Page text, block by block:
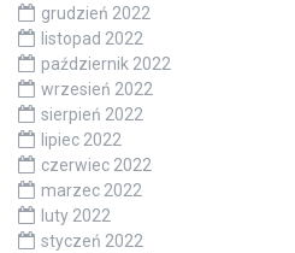
grudzień 2022
listopad 2022
październik 2022
wrzesień 2022
sierpień 2022
lipiec 2022
czerwiec 2022
marzec 2022
luty 2022
styczeń 2022